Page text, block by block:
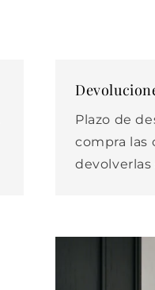
Plazo de
compra las
devolverlas